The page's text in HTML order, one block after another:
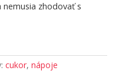
zhodovať s
cukor, nápoje